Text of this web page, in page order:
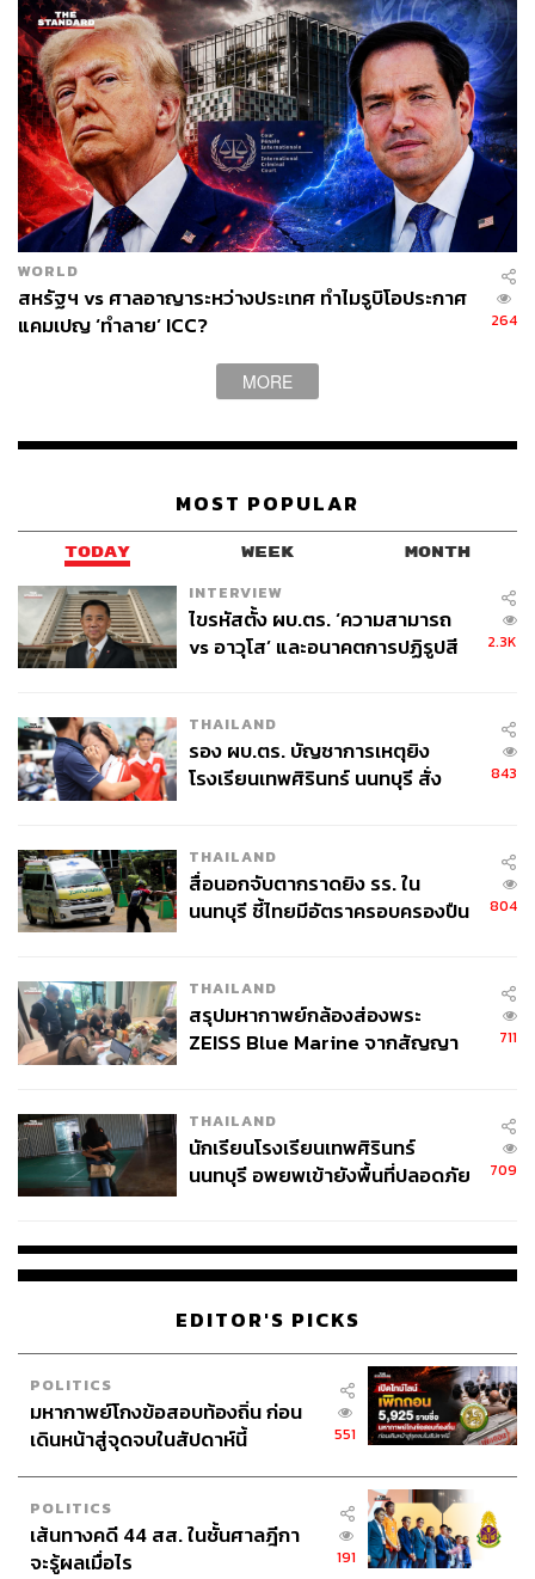
WORLD
สหรัฐฯ vs ศาลอาญาระหว่างประเทศ ทำไมรูบิโอประกาศ
แคมเปญ ‘ทำลาย’ ICC?
264
MORE
MOST POPULAR
TODAY WEEK MONTH
INTERVIEW
ไขรหัสตั้ง ผบ.ตร. ‘ความสามารถ
vs อาวุโส’ และอนาคตการปฏิรูปสี
2.3K
THAILAND
รอง ผบ.ตร. บัญชาการเหตุยิง
โรงเรียนเทพศิรินทร์ นนทบุรี สั่ง
843
THAILAND
สื่อนอกจับตากราดยิง รร. ใน
นนทบุรี ชี้ไทยมีอัตราครอบครองปืน
804
THAILAND
สรุปมหากาพย์กล้องส่องพระ
ZEISS Blue Marine จากสัญญา
จ่ายหนี้-แอบระบุแบรนด์
711
THAILAND
นักเรียนโรงเรียนเทพศิรินทร์
นนทบุรี อพยพเข้ายังพื้นที่ปลอดภัย
709
EDITOR'S PICKS
POLITICS
มหากาพย์โกงข้อสอบท้องถิ่น ก่อน
เดินหน้าสู่จุดจบในสัปดาห์นี้
551
POLITICS
เส้นทางคดี 44 สส. ในชั้นศาลฎีกา
จะรู้ผลเมื่อไร
191